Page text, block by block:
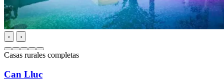
‹ ›
Casas rurales completas
Can Lluc